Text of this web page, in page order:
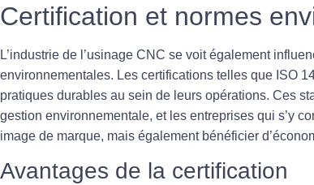
Certification et normes
L’industrie de l’usinage CNC se voit également
environnementales. Les certifications telles que ISO
pratiques durables au sein de leurs opérations. Ces
gestion environnementale, et les entreprises qui s’y
image de marque, mais également bénéficier
Avantages de la certification